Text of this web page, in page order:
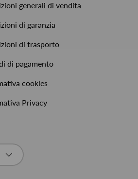
generali di vendita
di garanzia
di trasporto
di pagamento
cookies
Privacy